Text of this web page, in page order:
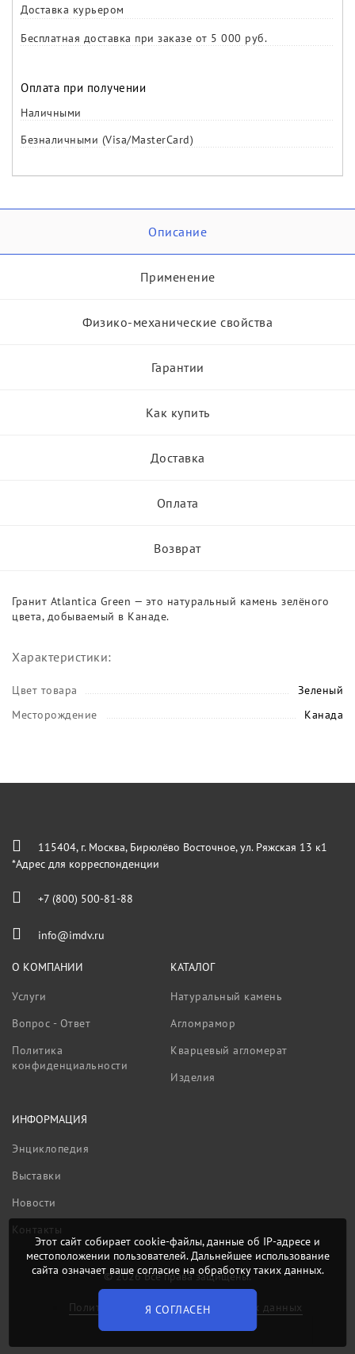
Доставка курьером
Бесплатная доставка при заказе от 5 000 руб.
Оплата при получении
Наличными
Безналичными (Visa/MasterCard)
Описание
Применение
Физико-механические свойства
Гарантии
Как купить
Доставка
Оплата
Возврат
Гранит Atlantica Green — это натуральный камень зелёного
цвета, добываемый в Канаде.
Характеристики:
Цвет товара
Зеленый
Месторождение
Канада
115404, г. Москва, Бирюлёво Восточное, ул. Ряжская 13 к1
*Адрес для корреспонденции
+7 (800) 500-81-88
info@imdv.ru
О КОМПАНИИ
Услуги
Вопрос - Ответ
Политика
конфиденциальности
КАТАЛОГ
Натуральный камень
Агломрамор
Кварцевый агломерат
Изделия
ИНФОРМАЦИЯ
Энциклопедия
Выставки
Новости
Контакты
© 2026 Все права защищены.
Политика обработки персональных данных
Этот сайт собирает cookie-файлы, данные об IP-адресе и
местоположении пользователей. Дальнейшее использование
сайта означает ваше согласие на обработку таких данных.
Я СОГЛАСЕН